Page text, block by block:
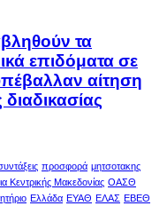
τα
επιδόματα σε
αίτηση
προσφορά μητσοτακης
Κεντρικής Μακεδονίας ΟΑΣΘ
Ελλάδα ΕΥΑΘ ΕΛΑΣ ΕΒΕΘ